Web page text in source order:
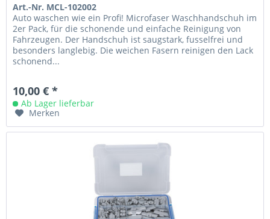
Art.-Nr. MCL-102002
Auto waschen wie ein Profi! Microfaser Waschhandschuh im
2er Pack, für die schonende und einfache Reinigung von
Fahrzeugen. Der Handschuh ist saugstark, fusselfrei und
besonders langlebig. Die weichen Fasern reinigen den Lack
schonend...
10,00 € *
Ab Lager lieferbar
Merken